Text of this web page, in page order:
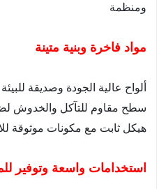
ومنظمة
مواد فاخرة وبنية متينة
ألواح عالية الجودة وصديقة
سطح مقاوم للتآكل والخدوش
هيكل ثابت مع مكونات موثوقة
استخدامات واسعة وتوفير